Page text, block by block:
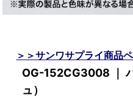
＞＞サンワサプライ商品
OG-152CG3008 ｜
ュ）